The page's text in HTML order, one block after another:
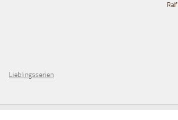
Lieblingsserien